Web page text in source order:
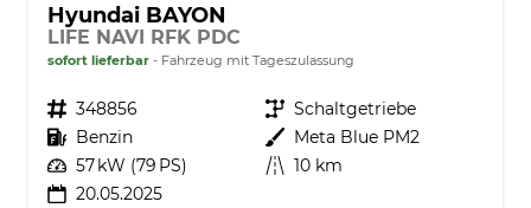
Hyundai BAYON
LIFE NAVI RFK PDC
sofort lieferbar Fahrzeug mit Tageszulassung
Fahrzeugnr. 348856 Getriebe Schaltgetriebe
Kraftstoff Benzin Außenfarbe Meta Blue PM2
Leistung 57 kW (79 PS) Kilometerstand 10 km
20.05.2025